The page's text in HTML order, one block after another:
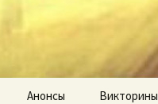
Анонсы Викторины